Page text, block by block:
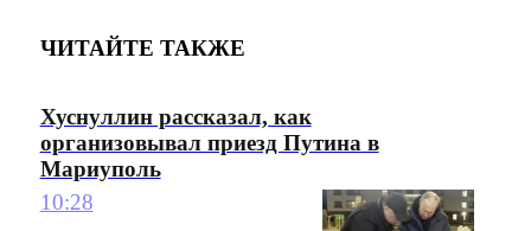
ЧИТАЙТЕ ТАКЖЕ
Хуснуллин рассказал, как
организовывал приезд Путина в
Мариуполь
10:28